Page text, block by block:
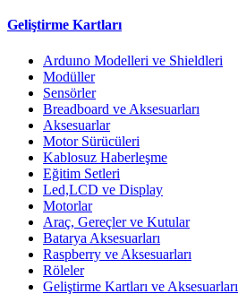
Geliştirme Kartları
Arduıno Modelleri ve Shieldleri
Modüller
Sensörler
Breadboard ve Aksesuarları
Aksesuarlar
Motor Sürücüleri
Kablosuz Haberleşme
Eğitim Setleri
Led,LCD ve Display
Motorlar
Araç, Gereçler ve Kutular
Batarya Aksesuarları
Raspberry ve Aksesuarları
Röleler
Geliştirme Kartları ve Aksesuarları